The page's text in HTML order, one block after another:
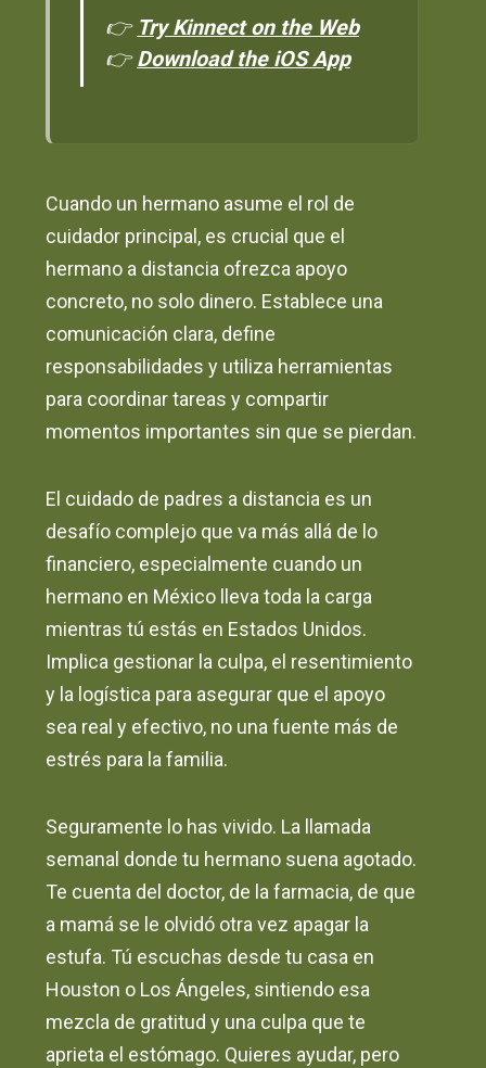
👉 Try Kinnect on the Web
👉Download the iOS App
Cuando un hermano asume el rol de
cuidador principal, es crucial que el
hermano a distancia ofrezca apoyo
concreto, no solo dinero. Establece una
comunicación clara, define
responsabilidades y utiliza herramientas
para coordinar tareas y compartir
momentos importantes sin que se pierdan.
El cuidado de padres a distancia es un
desafío complejo que va más allá de lo
financiero, especialmente cuando un
hermano en México lleva toda la carga
mientras tú estás en Estados Unidos.
Implica gestionar la culpa, el resentimiento
y la logística para asegurar que el apoyo
sea real y efectivo, no una fuente más de
estrés para la familia.
Seguramente lo has vivido. La llamada
semanal donde tu hermano suena agotado.
Te cuenta del doctor, de la farmacia, de que
a mamá se le olvidó otra vez apagar la
estufa. Tú escuchas desde tu casa en
Houston o Los Ángeles, sintiendo esa
mezcla de gratitud y una culpa que te
aprieta el estómago. Quieres ayudar, pero